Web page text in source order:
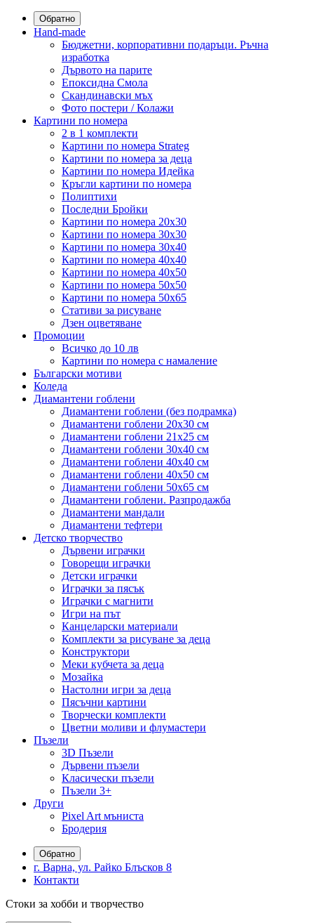
Обратно
Hand-made
Бюджетни, корпоративни подаръци. Ръчна
изработка
Дървото на парите
Епоксидна Смола
Скандинавски мъх
Фото постери / Колажи
Картини по номера
2 в 1 комплекти
Картини по номера Strateg
Картини по номера за деца
Картини по номера Идейка
Кръгли картини по номера
Полиптихи
Последни Бройки
Картини по номера 20x30
Картини по номера 30x30
Картини по номера 30x40
Картини по номера 40x40
Картини по номера 40x50
Картини по номера 50x50
Картини по номера 50x65
Стативи за рисуване
Дзен оцветяване
Промоции
Всичко до 10 лв
Картини по номера с намаление
Български мотиви
Коледа
Диамантени гоблени
Диамантени гоблени (без подрамка)
Диамантени гоблени 20x30 см
Диамантени гоблени 21x25 см
Диамантени гоблени 30x40 см
Диамантени гоблени 40x40 см
Диамантени гоблени 40x50 см
Диамантени гоблени 50x65 см
Диамантени гоблени. Разпродажба
Диамантени мандали
Диамантени тефтери
Детско творчество
Дървени играчки
Говорещи играчки
Детски играчки
Играчки за пясък
Играчки с магнити
Игри на път
Канцеларски материали
Комплекти за рисуване за деца
Конструктори
Меки кубчета за деца
Мозайка
Настолни игри за деца
Пясъчни картини
Творчески комплекти
Цветни моливи и флумастери
Пъзели
3D Пъзели
Дървени пъзели
Класически пъзели
Пъзели 3+
Други
Pixel Art мъниста
Бродерия
Обратно
г. Варна, ул. Райко Блъсков 8
Контакти
Стоки за хобби и творчество